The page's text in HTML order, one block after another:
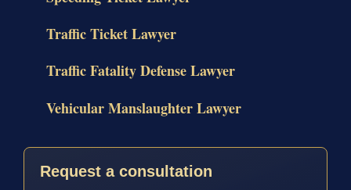
Traffic Ticket Lawyer
Traffic Fatality Defense Lawyer
Vehicular Manslaughter Lawyer
Request a consultation